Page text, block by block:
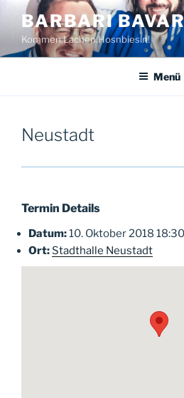
Zum
Inhalt
springen
BARBARI
Kommen.Lachen.Hosnbiesln!
Menü
Neustadt
Termin Details
Datum:10. Oktober 2018 18:30
Ort: Stadthalle Neustadt